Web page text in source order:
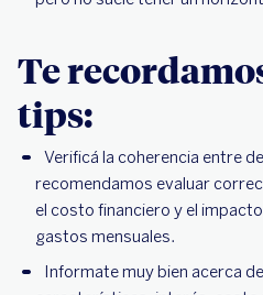
Te
tips:
Verificá la coherencia entre
recomendamos evaluar
el costo financiero y el
gastos mensuales.
Informate muy bien acerca